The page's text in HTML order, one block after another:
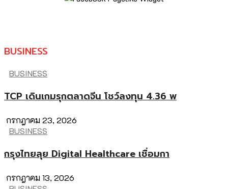
BUSINESS
BUSINESS
TCP เดินเกมรุกตลาดจีน โชว์ลงทุน 4.36 พ
กรกฎาคม 23, 2026
BUSINESS
กรุงไทยลุย Digital Healthcare เชื่อมกา
กรกฎาคม 13, 2026